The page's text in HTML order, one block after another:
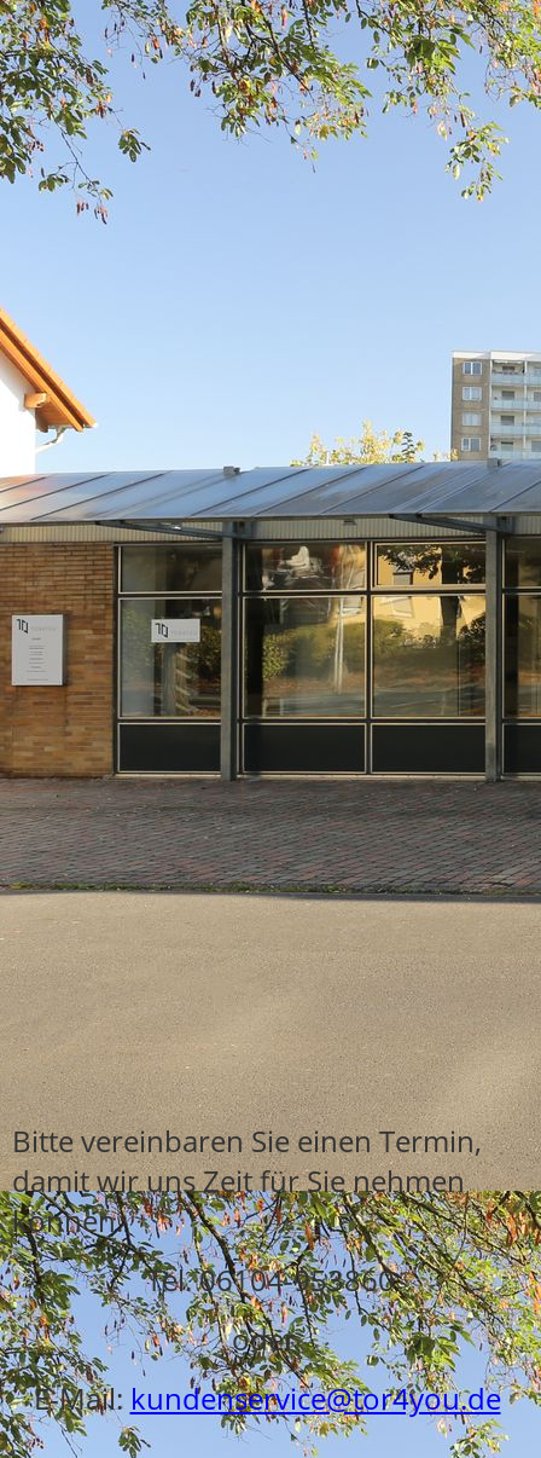
IMG_1018xxx
IMG_0985xxx
Bitte vereinbaren Sie einen Termin,
damit wir uns Zeit für Sie nehmen
können.
Tel. 06104-953860
oder
E-Mail: kundenservice@tor4you.de